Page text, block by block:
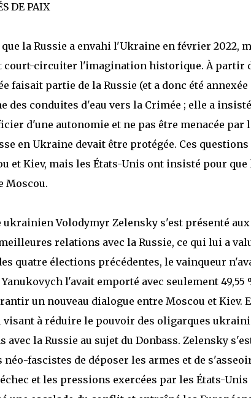
DE PAIX
la Russie a envahi l'Ukraine en février 2022,
court-circuiter l'imagination historique. À partir
faisait partie de la Russie (et a donc été
des conduites d'eau vers la Crimée ; elle a
d'une autonomie et ne pas être menacée
en Ukraine devait être protégée. Ces
et Kiev, mais les États-Unis ont insisté pour
Moscou.
Volodymyr Zelensky s'est présenté
relations avec la Russie, ce qui lui a
quatre élections précédentes, le vainqueur
l'avait emporté avec seulement 49,55
un nouveau dialogue entre Moscou et Kiev.
à réduire le pouvoir des oligarques
avec la Russie au sujet du Donbass. Zelensky
fascistes de déposer les armes et de
échec et les pressions exercées par les États-